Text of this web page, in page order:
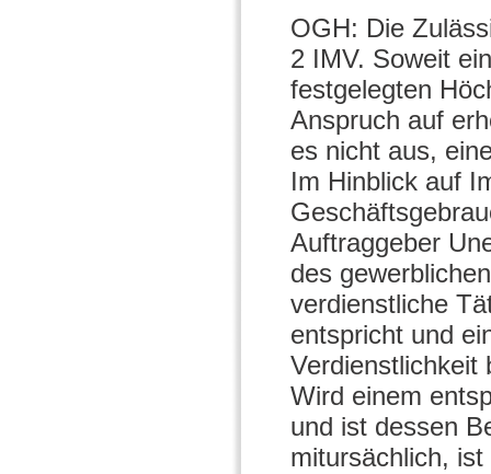
OGH: Die
2 IMV. Soweit
festgelegten
Anspruch auf
es nicht aus,
Im Hinblick auf
Auftraggeber
des
verdienstliche
entspricht und
Verdienstlichkeit
Wird einem
und ist dessen
mitursächlich,